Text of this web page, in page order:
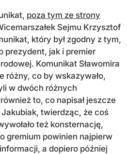
poza tym ze strony
Sejmu Krzysztof
który był zgodny z tym,
prezydent, jak i premier
Komunikat Sławomira
różny, co by wskazywało,
w dwóch różnych
to, co napisał jeszcze
Jakubiak, twierdząc, że coś
też konsternację,
gremium powinien najpierw
a dopiero później